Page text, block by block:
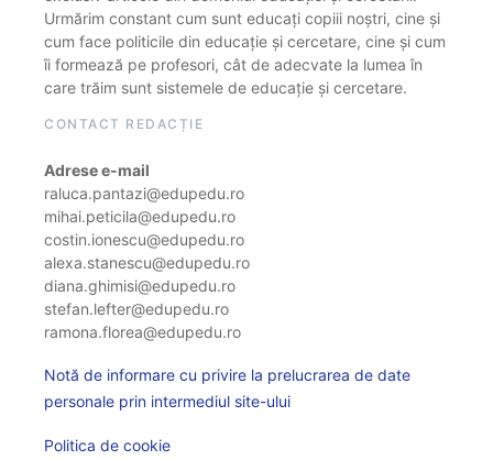
Urmărim constant cum sunt educați copiii noștri, cine și
cum face politicile din educație și cercetare, cine și cum
îi formează pe profesori, cât de adecvate la lumea în
care trăim sunt sistemele de educație și cercetare.
CONTACT REDACȚIE
Adrese e-mail
raluca.pantazi@edupedu.ro
mihai.peticila@edupedu.ro
costin.ionescu@edupedu.ro
alexa.stanescu@edupedu.ro
diana.ghimisi@edupedu.ro
stefan.lefter@edupedu.ro
ramona.florea@edupedu.ro
Notă de informare cu privire la prelucrarea de date
personale prin intermediul site-ului
Politica de cookie